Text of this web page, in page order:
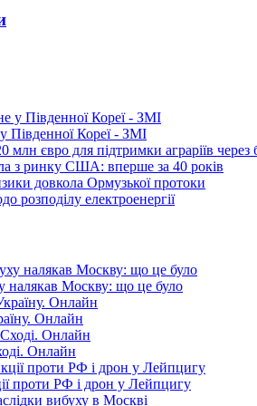
Південної Кореї - ЗМІ
млн євро для підтримки аграріїв через
з ринку США: вперше за 40 років
довкола Ормузької протоки
розподілу електроенергії
налякав Москву: що це було
Онлайн
Онлайн
проти РФ і дрон у Лейпцигу